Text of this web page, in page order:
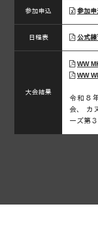
参加申込 参加申
日程表 公式練
大会結果
WW
WW
令和８
会、 カ
ーズ第